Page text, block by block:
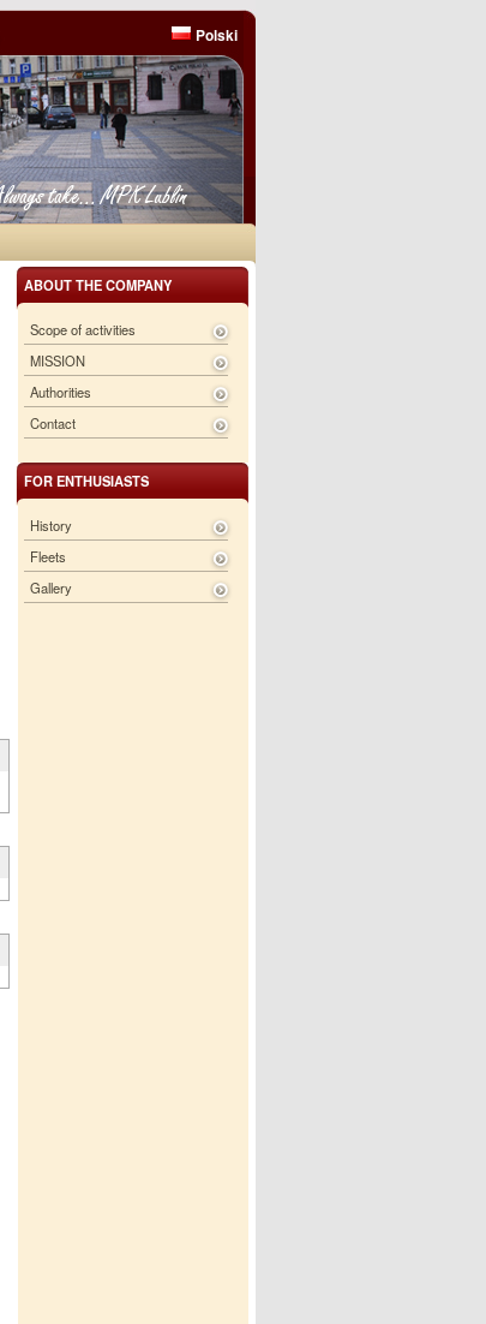
Polski
ABOUT THE COMPANY
Scope of activities
MISSION
Authorities
Contact
FOR ENTHUSIASTS
History
Fleets
Gallery